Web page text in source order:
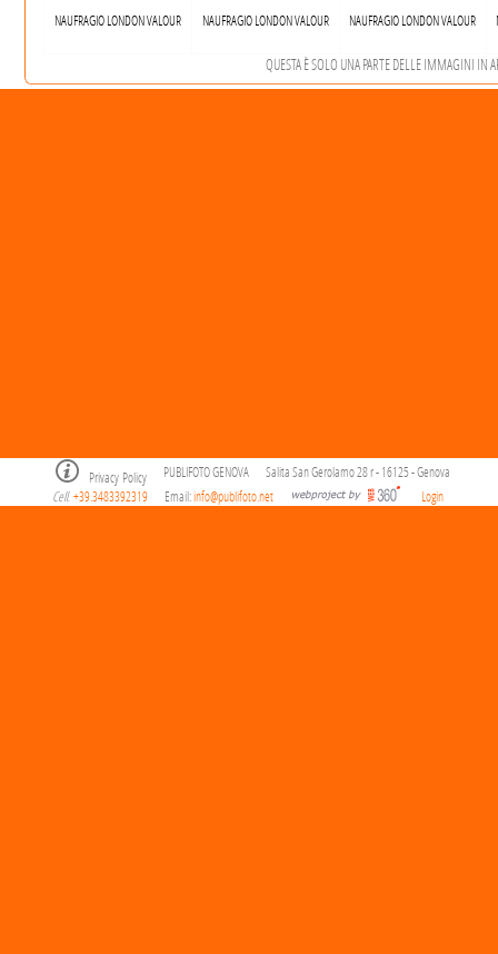
NAUFRAGIO LONDON VALOUR NAUFRAGIO LONDON VALOUR NAUFRAGIO LONDON VALOUR
QUESTA È SOLO UNA PARTE DELLE IMMAGINI
Privacy Policy PUBLIFOTO GENOVA
Salita San Gerolamo 28 r - 16125 - Genova
Cell. +39.3483392319 Email:info@publifoto.net Login